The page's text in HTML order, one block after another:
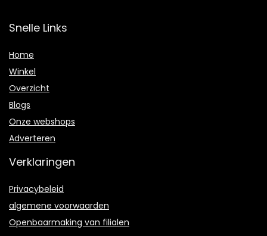
Snelle Links
Home
Winkel
Overzicht
Blogs
Onze webshops
Adverteren
Verklaringen
Privacybeleid
algemene voorwaarden
Openbaarmaking van filialen